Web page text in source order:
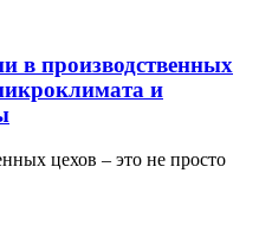
в производственных
и
цехов – это не просто